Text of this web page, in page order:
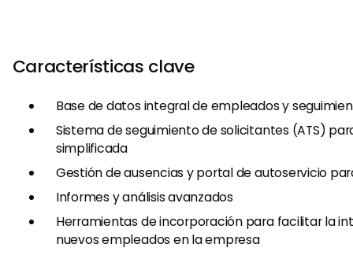
Características clave
Base de datos integral de empleados y
Sistema de seguimiento de solicitantes (ATS)
simplificada
Gestión de ausencias y portal de autoservicio
Informes y análisis avanzados
Herramientas de incorporación para facilitar la
nuevos empleados en la empresa